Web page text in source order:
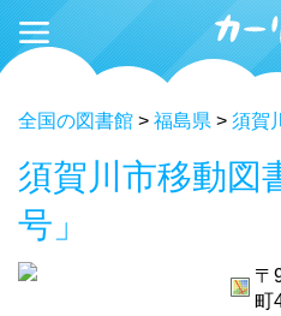
全国の図書館 > 福島県 > 須賀
須賀川市移動図
号」
〒
町